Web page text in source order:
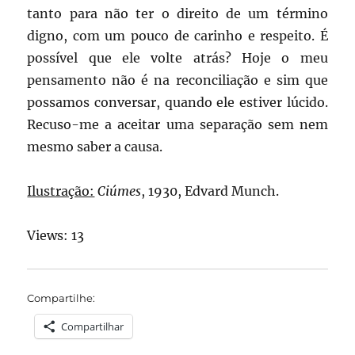
tanto para não ter o direito de um término
digno, com um pouco de carinho e respeito. É
possível que ele volte atrás? Hoje o meu
pensamento não é na reconciliação e sim que
possamos conversar, quando ele estiver lúcido.
Recuso-me a aceitar uma separação sem nem
mesmo saber a causa.
Ilustração: Ciúmes, 1930, Edvard Munch.
Views: 13
Compartilhe:
Compartilhar